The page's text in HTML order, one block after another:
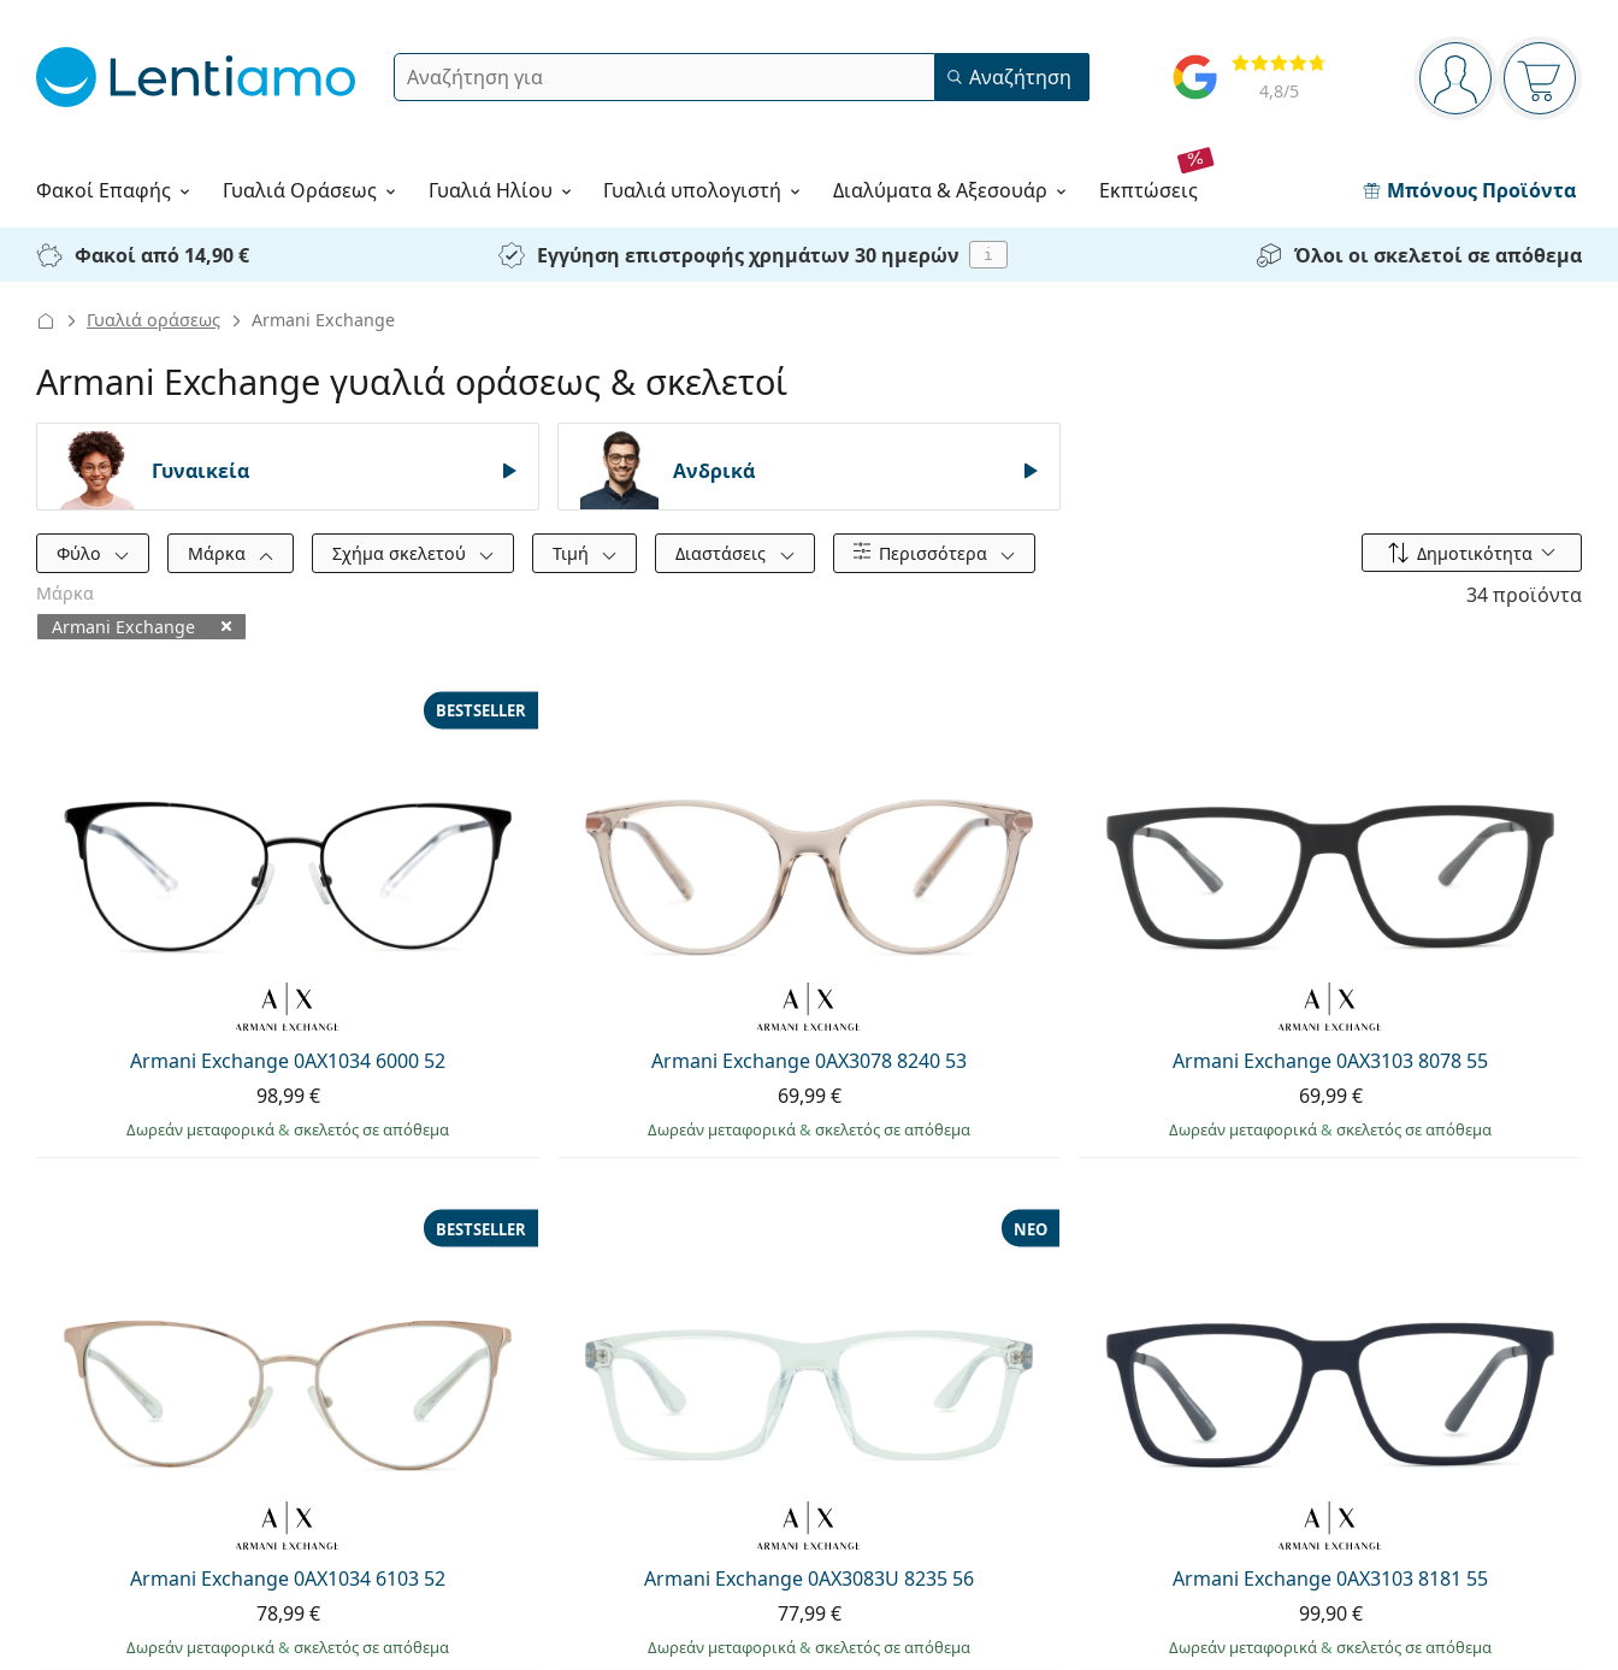
Πίνακας πλοήγησης
Είστε
Το
Αξιολογήσεις
4,8/5
Αναζήτηση Αναζήτηση
Φακοί Επαφής
Υγρά φακών ΓυαλιάΟράσεως Γυαλιά Ηλίου Γυαλιά υπολογιστή Διαλύματα & Αξεσουάρ εκπτώσεις Μπόνους Προϊόντα
Πώς να παραγγείλετε
Φακοί από 14,90 € Εγγύηση επιστροφής χρημάτων 30 ημερών i Όλοι οι σκελετοί σε απόθεμα
Γυαλιά οράσεως Armani Exchange
Armani Exchange γυαλιά οράσεως & σκελετοί
Γυναικεία Ανδρικά
Φίλτρα
Φύλο Μάρκα Σχήμα σκελετού Τιμή Διαστάσεις Περισσότερα Ταξινόμηση ανά
Δημοτικότητα
Μάρκα
Armani Exchange
34 προϊόντα
Armani Exchange 0AX1034 6000 52
BESTSELLER
98,99 €
Δωρεάν μεταφορικά& σκελετός σε απόθεμα
Armani Exchange 0AX3078 8240 53
69,99 €
Δωρεάν μεταφορικά& σκελετός σε απόθεμα
Armani Exchange 0AX3103 8078 55
69,99 €
Δωρεάν μεταφορικά& σκελετός σε απόθεμα
Armani Exchange 0AX1034 6103 52
BESTSELLER
78,99 €
Δωρεάν μεταφορικά& σκελετός σε απόθεμα
Armani Exchange 0AX3083U 8235 56
ΝΈΟ
77,99 €
Δωρεάν μεταφορικά& σκελετός σε απόθεμα
Armani Exchange 0AX3103 8181 55
99,90 €
Δωρεάν μεταφορικά& σκελετός σε απόθεμα